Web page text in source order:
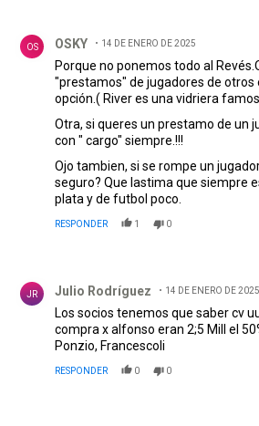
OS OSKY 14 DE ENERO DE 2025
Porque no ponemos todo al
"prestamos" de jugadores de otros
opción.( River es una vidriera
Otra, si queres un prestamo de un
con " cargo" siempre.!!!
Ojo tambien, si se rompe un
seguro? Que lastima que siempre
plata y de futbol poco.
RESPONDER 1 0
JR Julio Rodríguez 14 DE ENERO DE 2025
Los socios tenemos que saber cv
compra x alfonso eran 2;5 Mill el
Ponzio, Francescoli
RESPONDER 0 0